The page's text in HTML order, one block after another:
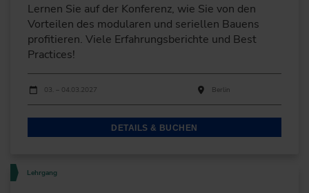
Lernen Sie auf der Konferenz, wie Sie von den
Vorteilen des modularen und seriellen Bauens
profitieren. Viele Erfahrungsberichte und Best
Practices!
Durchführungen
Veranstaltungsdatum
03. – 04.03.2027 Berlin
DETAILS & BUCHEN
Lehrgang